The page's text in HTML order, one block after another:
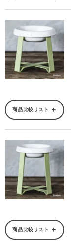
商品比較リスト
商品比較リスト